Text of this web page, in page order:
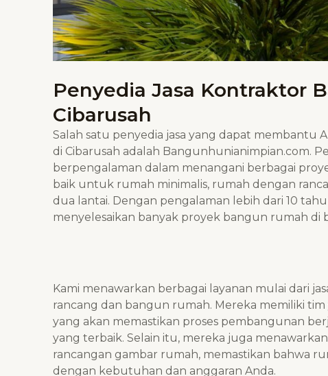
Penyedia Jasa Kontraktor
Cibarusah
Salah satu penyedia jasa yang dapat membantu
di Cibarusah adalah Bangunhunianimpian.com.
berpengalaman dalam menangani berbagai
baik untuk rumah minimalis, rumah dengan
dua lantai. Dengan pengalaman lebih dari 10
menyelesaikan banyak proyek bangun rumah di
Kami menawarkan berbagai layanan mulai dari
rancang dan bangun rumah. Mereka memiliki
yang akan memastikan proses pembangunan
yang terbaik. Selain itu, mereka juga
rancangan gambar rumah, memastikan bahwa
dengan kebutuhan dan anggaran Anda.